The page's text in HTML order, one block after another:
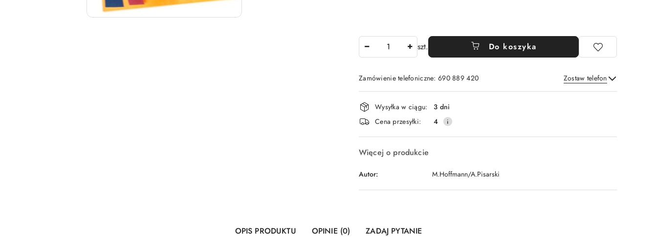
szt. Do koszyka
Zamówienie telefoniczne: 690 889 420 Zostaw telefon
Wyślij
Dostępność
i
dostawa
Wysyłka w ciągu:
3 dni
Cena przesyłki:
4
Więcej o produkcie
Autor: M.Hoffmann/A.Pisarski
OPIS PRODUKTU OPINIE (0) ZADAJ PYTANIE